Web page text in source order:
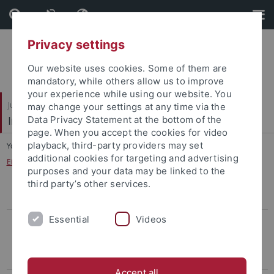
Skip
to
content
Skip
to
footer
Juristische Fakultät
Institut für Kriminologie
You are here: Startseite
...
Einmal Sexualstraftäter - immer Sexualstraftäter?
Berichte
Videoüberwachung im öffentlichen Raum
Privacy settings
Our website uses cookies. Some of them are
mandatory, while others allow us to improve
your experience while using our website. You
may change your settings at any time via the
Data Privacy Statement at the bottom of the
page. When you accept the cookies for video
playback, third-party providers may set
additional cookies for targeting and advertising
purposes and your data may be linked to the
third party’s other services.
Essential Videos